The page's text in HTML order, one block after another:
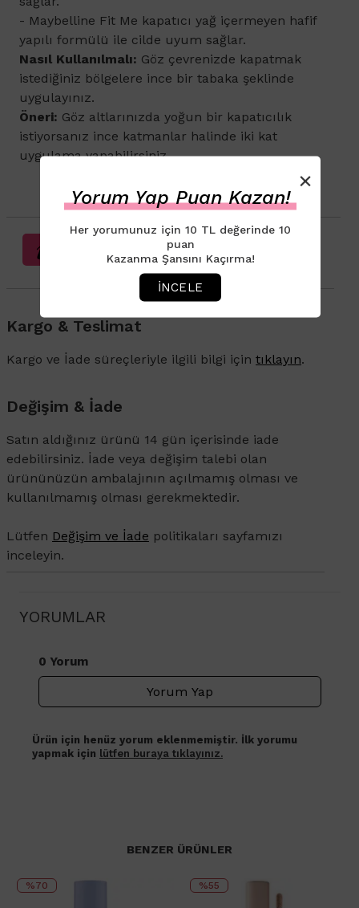
- Maybelline Fit Me kapatıcı yağ içermeyen hafif
yapılı formülü ile cilde uyum sağlar.
Nasıl Kullanılmalı: Göz çevrenizde kapatmak
istediğiniz bölgelere ince bir tabaka şeklinde
uygulayınız.
Öneri: Göz altlarınızda yoğun bir kapatıcılık
istiyorsanız ince katmanlar halinde iki kat
uygulama yapabilirsiniz.
Sağlık Beyanı Bilgilendirmesi
Kargo & Teslimat
Kargo ve İade süreçleriyle ilgili bilgi için tıklayın.
Değişim & İade
Satın aldığınız ürünü 14 gün içerisinde iade
edebilirsiniz. İade veya değişim talebi olan
ürününüzün ambalajının açılmamış olması ve
kullanılmamış olması gerekmektedir.
Lütfen Değişim ve İade politikaları sayfamızı
inceleyin.
YORUMLAR
0 Yorum
Yorum Yap
Ürün için henüz yorum eklenmemiştir. İlk yorumu
yapmak için lütfen buraya tıklayınız.
×
Yorum Yap Puan Kazan!
Her yorumunuz için 10 TL değerinde 10
puan
Kazanma Şansını Kaçırma!
İNCELE
BENZER ÜRÜNLER
%70 %55